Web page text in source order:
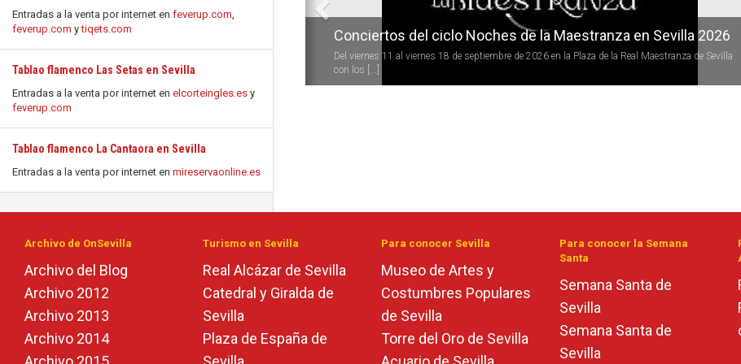
Entradas a la venta por internet en feverup.com,
feverup.com ytiqets.com
Tablao flamenco Las Setas en Sevilla
Entradas a la venta por internet en elcorteingles.es y
feverup.com
Tablao flamenco La Cantaora en Sevilla
Entradas a la venta por internet en mireservaonline.es
Conciertos del ciclo Noches de la Maestranza en Sevilla 2026
Del viernes 11 al viernes 18 de septiembre de 2026 en la Plaza de la Real Maestranza de Sevilla
con los [...]
Archivo de OnSevilla
Archivo del Blog
Archivo 2012
Archivo 2013
Archivo 2014
Turismo en Sevilla
Real Alcázar de Sevilla
Catedral y Giralda de
Sevilla
Plaza de España de
Para conocer Sevilla
Museo de Artes y
Costumbres Populares
de Sevilla
Torre del Oro de Sevilla
Para conocer la Semana
Santa
Semana Santa de
Sevilla
Semana Santa de
Sevilla